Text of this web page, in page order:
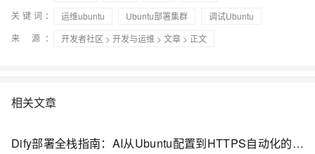
关键词：
运维ubuntu Ubuntu部署集群
调试Ubuntu
来 源：
开发者社区 > 开发与运维 > 文章 > 正文
相关文章
Dify部署全栈指南：AI从Ubuntu配置到HTTPS自动化的10倍秘籍